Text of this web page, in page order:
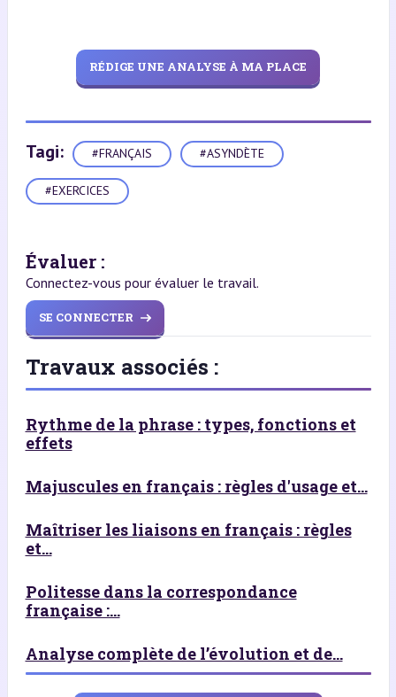
RÉDIGE UNE ANALYSE À MA PLACE
Tagi: #FRANÇAIS #ASYNDÈTE
#EXERCICES
Évaluer :
Connectez-vous pour évaluer le travail.
SE CONNECTER
Travaux associés :
Rythme de la phrase : types, fonctions et
effets
Majuscules en français : règles d'usage et...
Maîtriser les liaisons en français : règles
et...
Politesse dans la correspondance
française :...
Analyse complète de l’évolution et de...